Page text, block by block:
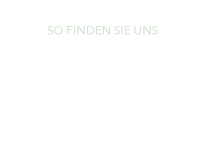
SO FINDEN SIE UNS